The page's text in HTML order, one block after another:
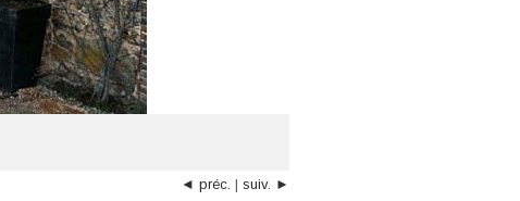
◄ préc. | suiv. ►